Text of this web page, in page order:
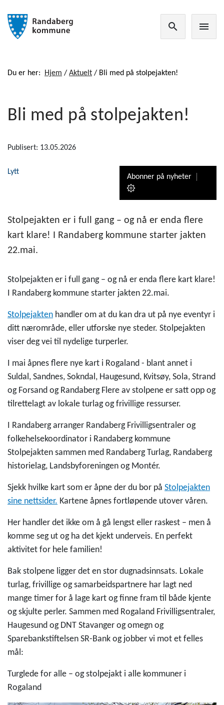
search menu
Du er her: Hjem / Aktuelt / Bli med på stolpejakten!
Bli med på stolpejakten!
Publisert: 13.05.2026
Lytt
Abonner på nyheter
Stolpejakten er i full gang – og nå er enda flere
kart klare! I Randaberg kommune starter jakten
22.mai.
Stolpejakten er i full gang – og nå er enda flere kart klare!
I Randaberg kommune starter jakten 22.mai.
Stolpejakten handler om at du kan dra ut på nye eventyr i
ditt nærområde, eller utforske nye steder. Stolpejakten
viser deg vei til nydelige turperler.
I mai åpnes flere nye kart i Rogaland - blant annet i
Suldal, Sandnes, Sokndal, Haugesund, Kvitsøy, Sola, Strand
og Forsand og Randaberg Flere av stolpene er satt opp og
tilrettelagt av lokale turlag og frivillige ressurser.
I Randaberg arranger Randaberg Frivilligsentraler og
folkehelsekoordinator i Randaberg kommune
Stolpejakten sammen med Randaberg Turlag, Randaberg
historielag, Landsbyforeningen og Montér.
Sjekk hvilke kart som er åpne der du bor på Stolpejakten
sine nettsider. Kartene åpnes fortløpende utover våren.
Her handler det ikke om å gå lengst eller raskest – men å
komme seg ut og ha det kjekt underveis. En perfekt
aktivitet for hele familien!
Bak stolpene ligger det en stor dugnadsinnsats. Lokale
turlag, frivillige og samarbeidspartnere har lagt ned
mange timer for å lage kart og finne fram til både kjente
og skjulte perler. Sammen med Rogaland Frivilligsentraler,
Haugesund og DNT Stavanger og omegn og
Sparebankstiftelsen SR-Bank og jobber vi mot et felles
mål:
Turglede for alle – og stolpejakt i alle kommuner i
Rogaland